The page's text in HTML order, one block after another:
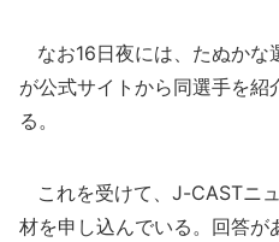
なお16日夜には、たぬかな
が公式サイトから同選手を紹
る。
これを受けて、J-CASTニ
材を申し込んでいる。回答が